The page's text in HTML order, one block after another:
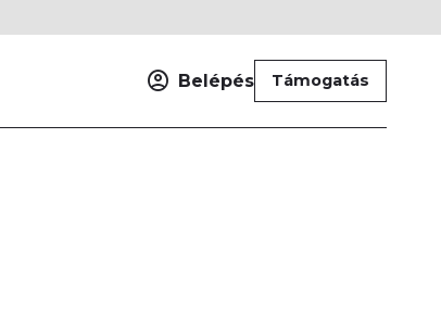
Belépés Támogatás